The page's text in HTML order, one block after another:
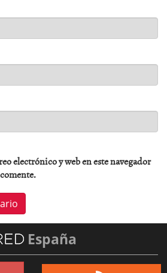
electrónico y web en este navegador
España